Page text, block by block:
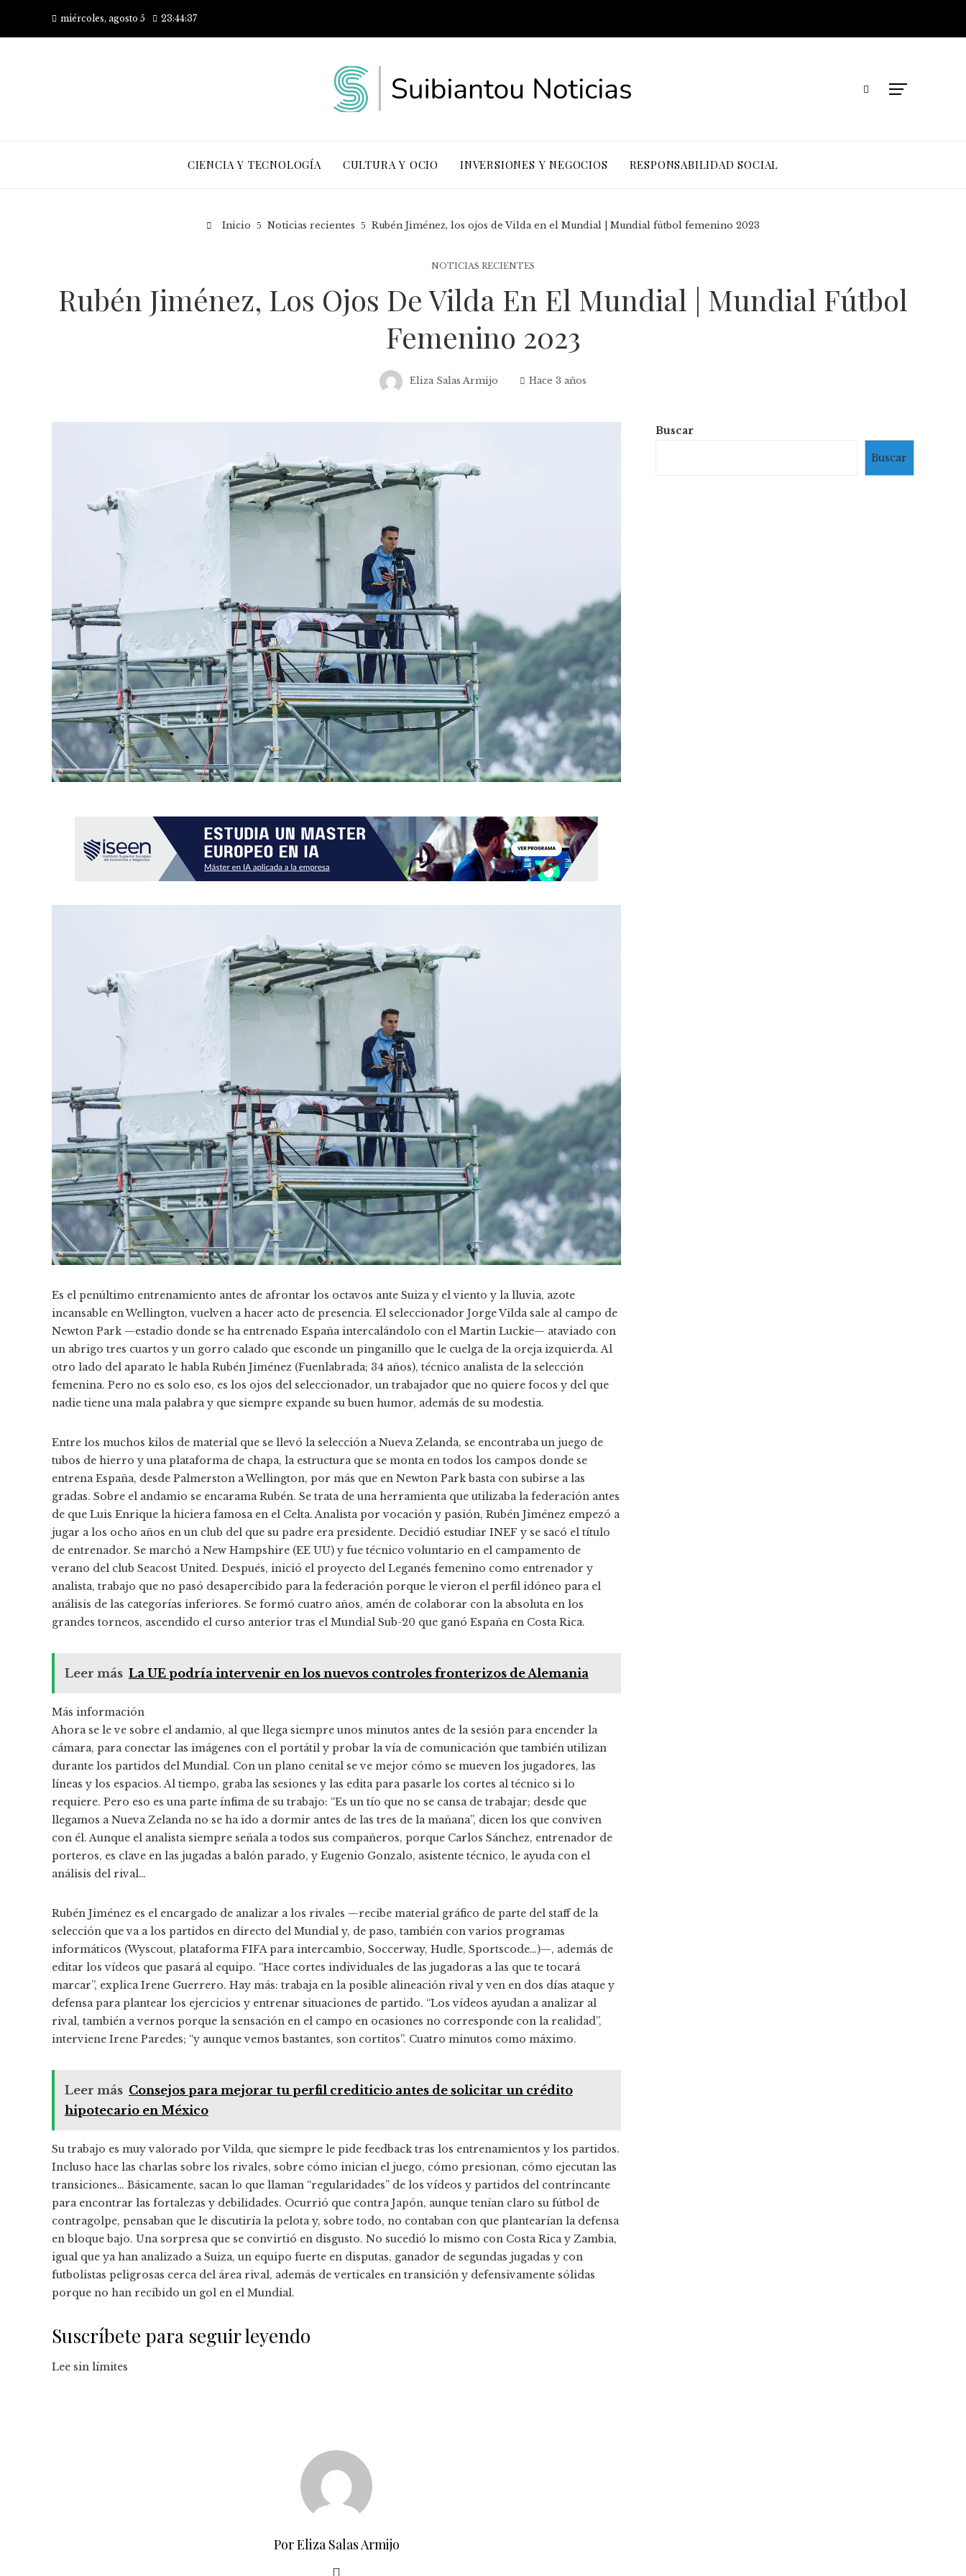
miércoles, agosto 5 23:44:38
CIENCIA Y TECNOLOGÍA CULTURA Y OCIO INVERSIONES Y NEGOCIOS RESPONSABILIDAD SOCIAL
Inicio Noticias recientes Rubén Jiménez, los ojos de Vilda en el Mundial | Mundial fútbol femenino 2023
NOTICIAS RECIENTES
Rubén Jiménez, Los Ojos De Vilda En El Mundial | Mundial Fútbol
Femenino 2023
Eliza Salas Armijo Hace 3 años
Es el penúltimo entrenamiento antes de afrontar los octavos ante Suiza y el viento y la lluvia, azote
incansable en Wellington, vuelven a hacer acto de presencia. El seleccionador Jorge Vilda sale al campo de
Newton Park —estadio donde se ha entrenado España intercalándolo con el Martin Luckie— ataviado con
un abrigo tres cuartos y un gorro calado que esconde un pinganillo que le cuelga de la oreja izquierda. Al
otro lado del aparato le habla Rubén Jiménez (Fuenlabrada; 34 años), técnico analista de la selección
femenina. Pero no es solo eso, es los ojos del seleccionador, un trabajador que no quiere focos y del que
nadie tiene una mala palabra y que siempre expande su buen humor, además de su modestia.
Entre los muchos kilos de material que se llevó la selección a Nueva Zelanda, se encontraba un juego de
tubos de hierro y una plataforma de chapa, la estructura que se monta en todos los campos donde se
entrena España, desde Palmerston a Wellington, por más que en Newton Park basta con subirse a las
gradas. Sobre el andamio se encarama Rubén. Se trata de una herramienta que utilizaba la federación antes
de que Luis Enrique la hiciera famosa en el Celta. Analista por vocación y pasión, Rubén Jiménez empezó a
jugar a los ocho años en un club del que su padre era presidente. Decidió estudiar INEF y se sacó el título
de entrenador. Se marchó a New Hampshire (EE UU) y fue técnico voluntario en el campamento de
verano del club Seacost United. Después, inició el proyecto del Leganés femenino como entrenador y
analista, trabajo que no pasó desapercibido para la federación porque le vieron el perfil idóneo para el
análisis de las categorías inferiores. Se formó cuatro años, amén de colaborar con la absoluta en los
grandes torneos, ascendido el curso anterior tras el Mundial Sub-20 que ganó España en Costa Rica.
Leer más La UE podría intervenir en los nuevos controles fronterizos de Alemania
Más información
Ahora se le ve sobre el andamio, al que llega siempre unos minutos antes de la sesión para encender la
cámara, para conectar las imágenes con el portátil y probar la vía de comunicación que también utilizan
durante los partidos del Mundial. Con un plano cenital se ve mejor cómo se mueven los jugadores, las
líneas y los espacios. Al tiempo, graba las sesiones y las edita para pasarle los cortes al técnico si lo
requiere. Pero eso es una parte ínfima de su trabajo: “Es un tío que no se cansa de trabajar; desde que
llegamos a Nueva Zelanda no se ha ido a dormir antes de las tres de la mañana”, dicen los que conviven
con él. Aunque el analista siempre señala a todos sus compañeros, porque Carlos Sánchez, entrenador de
porteros, es clave en las jugadas a balón parado, y Eugenio Gonzalo, asistente técnico, le ayuda con el
análisis del rival…
Rubén Jiménez es el encargado de analizar a los rivales —recibe material gráfico de parte del staff de la
selección que va a los partidos en directo del Mundial y, de paso, también con varios programas
informáticos (Wyscout, plataforma FIFA para intercambio, Soccerway, Hudle, Sportscode…)—, además de
editar los vídeos que pasará al equipo. “Hace cortes individuales de las jugadoras a las que te tocará
marcar”, explica Irene Guerrero. Hay más: trabaja en la posible alineación rival y ven en dos días ataque y
defensa para plantear los ejercicios y entrenar situaciones de partido. “Los vídeos ayudan a analizar al
rival, también a vernos porque la sensación en el campo en ocasiones no corresponde con la realidad”,
interviene Irene Paredes; “y aunque vemos bastantes, son cortitos”. Cuatro minutos como máximo.
Leer más Consejos para mejorar tu perfil crediticio antes de solicitar un crédito
hipotecario en México
Su trabajo es muy valorado por Vilda, que siempre le pide feedback tras los entrenamientos y los partidos.
Incluso hace las charlas sobre los rivales, sobre cómo inician el juego, cómo presionan, cómo ejecutan las
transiciones… Básicamente, sacan lo que llaman “regularidades” de los vídeos y partidos del contrincante
para encontrar las fortalezas y debilidades. Ocurrió que contra Japón, aunque tenían claro su fútbol de
contragolpe, pensaban que le discutiría la pelota y, sobre todo, no contaban con que plantearían la defensa
en bloque bajo. Una sorpresa que se convirtió en disgusto. No sucedió lo mismo con Costa Rica y Zambia,
igual que ya han analizado a Suiza, un equipo fuerte en disputas, ganador de segundas jugadas y con
futbolistas peligrosas cerca del área rival, además de verticales en transición y defensivamente sólidas
porque no han recibido un gol en el Mundial.
Suscríbete para seguir leyendo
Lee sin límites
Por Eliza Salas Armijo
Buscar
Buscar